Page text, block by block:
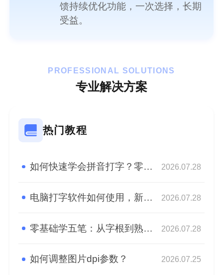
馈持续优化功能，一次选择，长期
受益。
PROFESSIONAL SOLUTIONS
专业解决方案
热门教程
如何快速学会拼音打字？零基础快速学会拼音盲打！ 2026.07.28
电脑打字软件如何使用，新手快速熟悉盲打 2026.07.28
零基础学五笔：从字根到熟练，高效打字入门指南 2026.07.28
如何调整图片dpi参数？ 2026.07.25